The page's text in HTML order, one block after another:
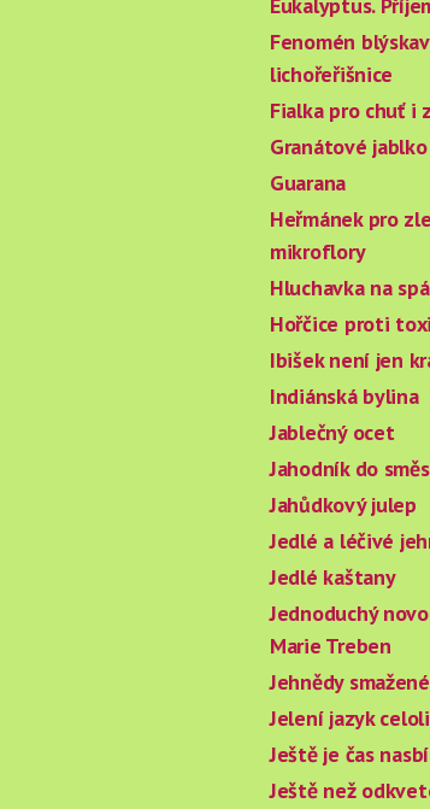
Fenomén
lichořeřišnice
Fialka pro chuť i
Granátové
Guarana
Heřmánek pro
mikroflory
Hluchavka na
Hořčice proti
Ibišek není jen
Indiánská bylina
Jablečný ocet
Jahodník do
Jahůdkový julep
Jedlé a léčivé
Jedlé kaštany
Jednoduchý
Marie Treben
Jehnědy
Jelení jazyk
Ještě je čas
Ještě než